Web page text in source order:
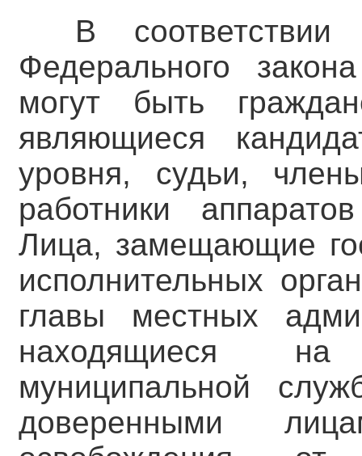
В
Федерального
могут быть
являющиеся
уровня, судьи,
работники
Лица, замещающие
исполнительных
главы местных
находящиеся на
муниципальной
доверенными